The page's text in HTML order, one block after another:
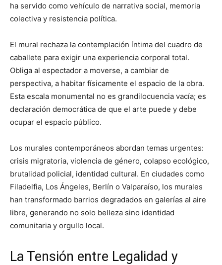
ha servido como vehículo de narrativa social, memoria
colectiva y resistencia política.
El mural rechaza la contemplación íntima del cuadro de
caballete para exigir una experiencia corporal total.
Obliga al espectador a moverse, a cambiar de
perspectiva, a habitar físicamente el espacio de la obra.
Esta escala monumental no es grandilocuencia vacía; es
declaración democrática de que el arte puede y debe
ocupar el espacio público.
Los murales contemporáneos abordan temas urgentes:
crisis migratoria, violencia de género, colapso ecológico,
brutalidad policial, identidad cultural. En ciudades como
Filadelfia, Los Ángeles, Berlín o Valparaíso, los murales
han transformado barrios degradados en galerías al aire
libre, generando no solo belleza sino identidad
comunitaria y orgullo local.
La Tensión entre Legalidad y